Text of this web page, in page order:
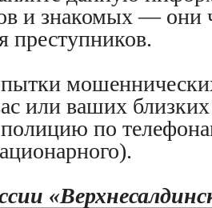
и знакомых — они
или ваших
по